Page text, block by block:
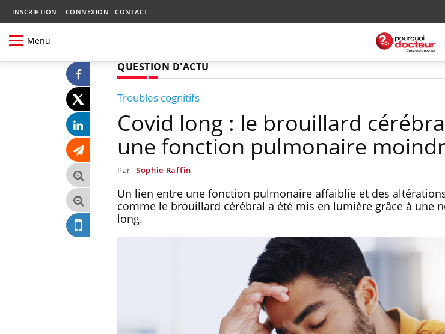
INSCRIPTION CONNEXION CONTACT
Menu
QUESTION D'ACTU
Troubles cognitifs
Covid long : le brouillard
une fonction pulmonaire
Par Sophie Raffin
Un lien entre une fonction pulmonaire affaiblie et des
comme le brouillard cérébral a été mis en lumière grâce à une
long.